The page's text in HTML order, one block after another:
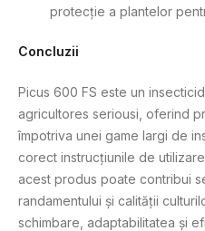
protecție a plantelor
Concluzii
Picus 600 FS este un
agricultores seriousi, oferind
împotriva unei game largi de
corect instrucțiunile de
acest produs poate contribui
randamentului și calității
schimbare, adaptabilitatea și